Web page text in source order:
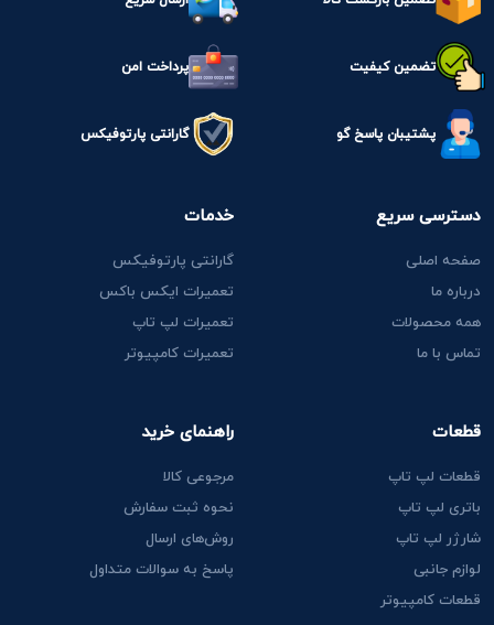
تضمین کیفیت پرداخت امن
پشتیبان پاسخ گو گارانتی پارتوفیکس
دسترسی سریع
صفحه اصلی
درباره ما
همه محصولات
تماس با ما
قطعات
قطعات لپ تاپ
باتری لپ تاپ
شارژر لپ تاپ
لوازم جانبی
قطعات کامپیوتر
خدمات
گارانتی پارتوفیکس
تعمیرات ایکس باکس
تعمیرات لپ تاپ
تعمیرات کامپیوتر
راهنمای خرید
مرجوعی کالا
نحوه ثبت سفارش
روش‌های ارسال
پاسخ به سوالات متداول